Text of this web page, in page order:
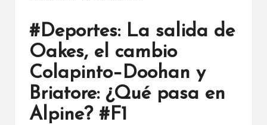
#Deportes: La salida de
Oakes, el cambio
Colapinto–Doohan y
Briatore: ¿Qué pasa en
Alpine? #F1